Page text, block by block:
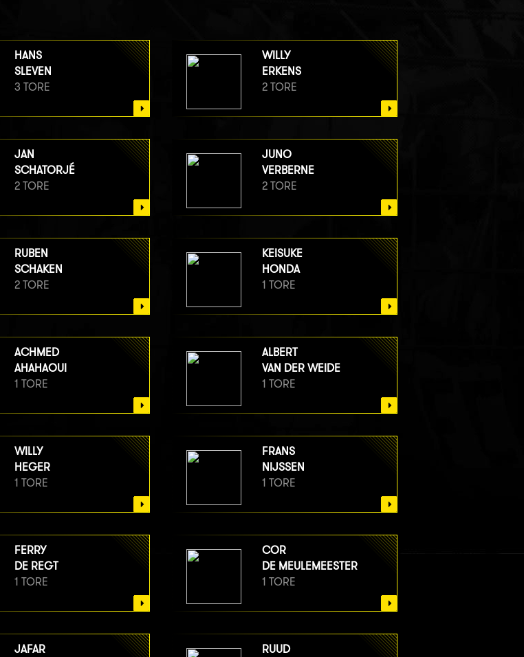
HANS
SLEVEN
3 TORE
WILLY
ERKENS
2 TORE
JAN
SCHATORJÉ
2 TORE
JUNO
VERBERNE
2 TORE
RUBEN
SCHAKEN
2 TORE
KEISUKE
HONDA
1 TORE
ACHMED
AHAHAOUI
1 TORE
ALBERT
VAN DER WEIDE
1 TORE
WILLY
HEGER
1 TORE
FRANS
NIJSSEN
1 TORE
FERRY
DE REGT
1 TORE
COR
DE MEULEMEESTER
1 TORE
JAFAR
RUUD